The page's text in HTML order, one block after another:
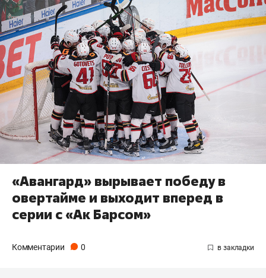
«Авангард» вырывает победу в
овертайме и выходит вперед в
серии с «Ак Барсом»
Комментарии 0